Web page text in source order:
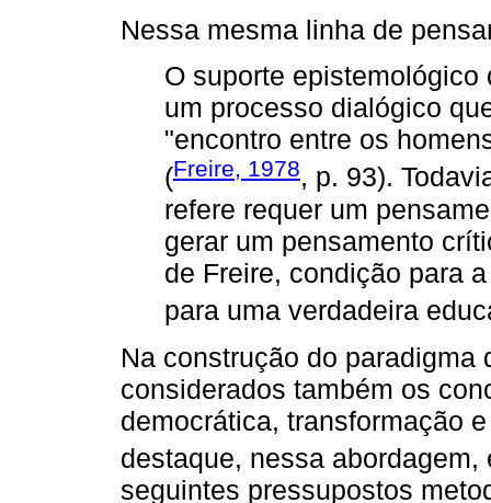
Nessa mesma linha de
O suporte
um processo dialógico
"encontro entre os
(Freire, 1978, p. 93).
refere requer um
gerar um pensamento
de Freire, condição para
para uma verdadeira
Na construção do
considerados também os
democrática, transformação
destaque, nessa
seguintes pressupostos